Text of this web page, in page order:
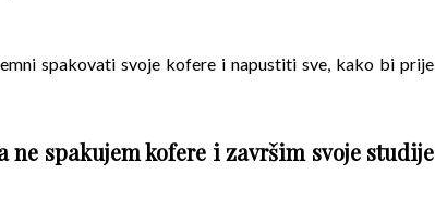
spakovati svoje kofere i napustiti sve, kako bi prije
ne spakujem kofere i završim svoje studije